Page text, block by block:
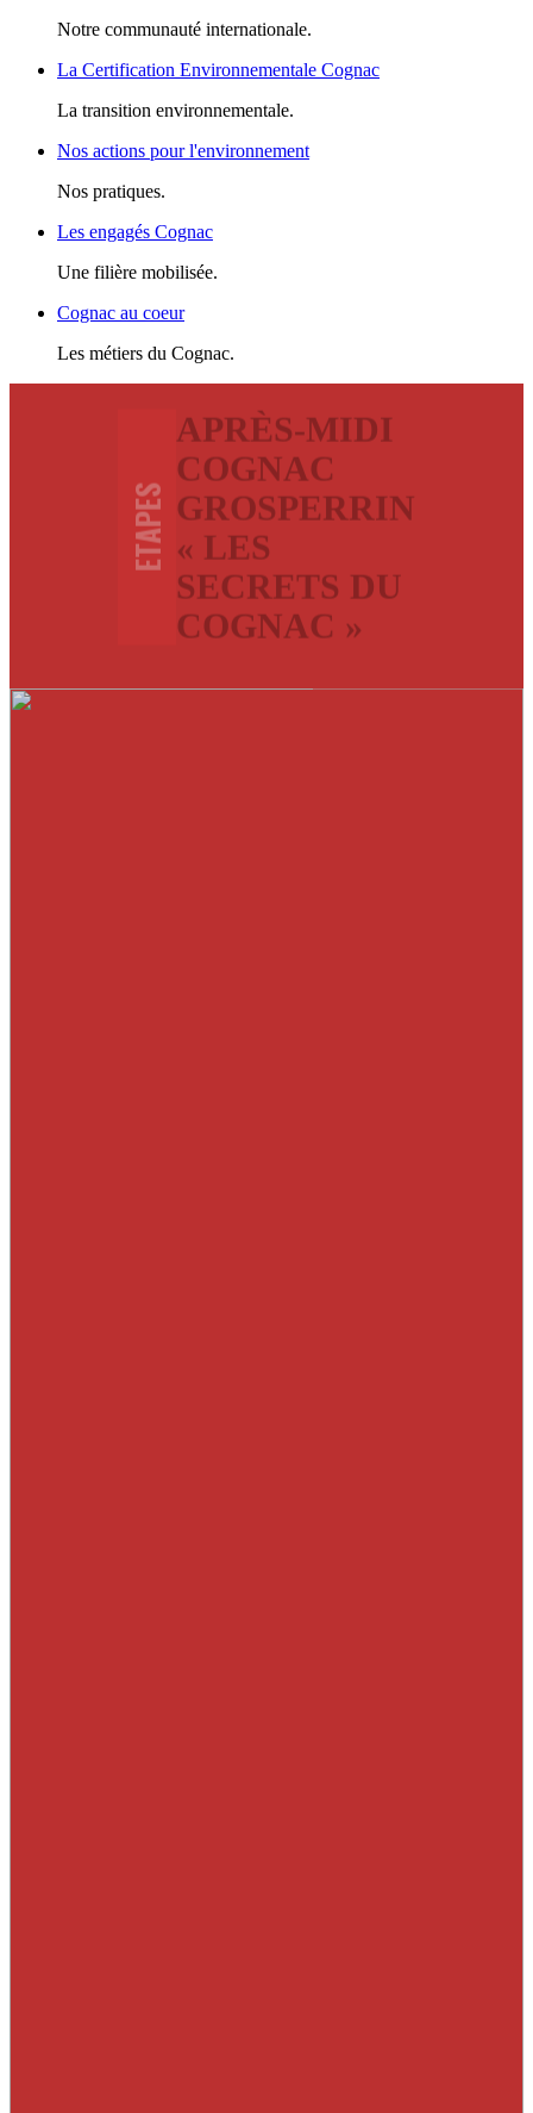
Notre communauté internationale.
La Certification Environnementale Cognac
La transition environnementale.
Nos actions pour l'environnement
Nos pratiques.
Les engagés Cognac
Une filière mobilisée.
Cognac au coeur
Les métiers du Cognac.
ETAPES
APRÈS-MIDI
COGNAC
GROSPERRIN
« LES
SECRETS DU
COGNAC »